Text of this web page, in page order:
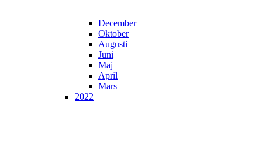
December
Oktober
Augusti
Juni
Maj
April
Mars
2022